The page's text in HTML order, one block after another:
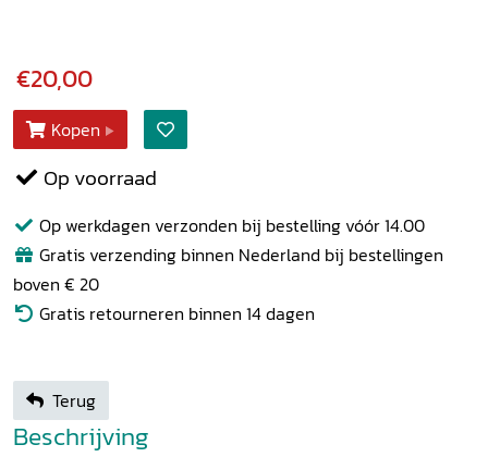
€20,00
Kopen
Op voorraad
Op werkdagen verzonden bij bestelling vóór 14.00
Gratis verzending binnen Nederland bij bestellingen
boven € 20
Gratis retourneren binnen 14 dagen
Terug
Beschrijving